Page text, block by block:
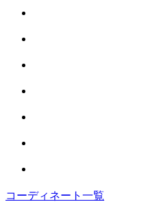
コーディネート一覧